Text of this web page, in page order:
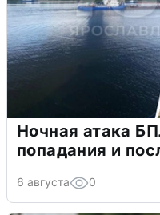
Ночная атака
попадания и
6 августа 0